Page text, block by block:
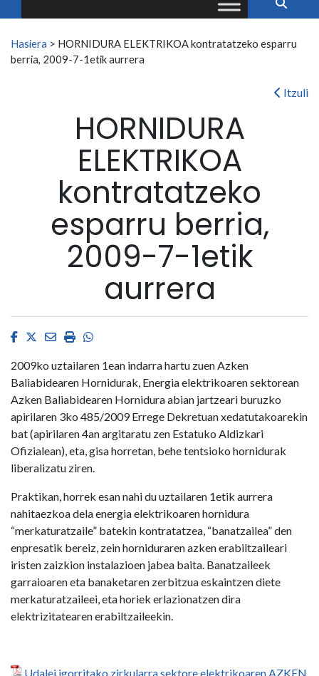
Search for:
Hasiera > HORNIDURA ELEKTRIKOA kontratatzeko esparru
berria, 2009-7-1etik aurrera
Itzuli
HORNIDURA
ELEKTRIKOA
kontratatzeko
esparru berria,
2009-7-1etik
aurrera
Facebook
Twitter
EmailImprimirWhatsapp
2009ko uztailaren 1ean indarra hartu zuen Azken
Baliabidearen Hornidurak, Energia elektrikoaren sektorean
Azken Baliabidearen Hornidura abian jartzeari buruzko
apirilaren 3ko 485/2009 Errege Dekretuan xedatutakoarekin
bat (apirilaren 4an argitaratu zen Estatuko Aldizkari
Ofizialean), eta, gisa horretan, behe tentsioko hornidurak
liberalizatu ziren.
Praktikan, horrek esan nahi du uztailaren 1etik aurrera
nahitaezkoa dela energia elektrikoaren hornidura
“merkaturatzaile” batekin kontratatzea, “banatzailea” den
enpresatik bereiz, zein horniduraren azken erabiltzaileari
iristen zaizkion instalazioen jabea baita. Banatzaileek
garraioaren eta banaketaren zerbitzua eskaintzen diete
merkaturatzaileei, eta horiek erlazionatzen dira
elektrizitatearen erabiltzaileekin.
Udalei igorritako zirkularra sektore elektrikoaren AZKEN